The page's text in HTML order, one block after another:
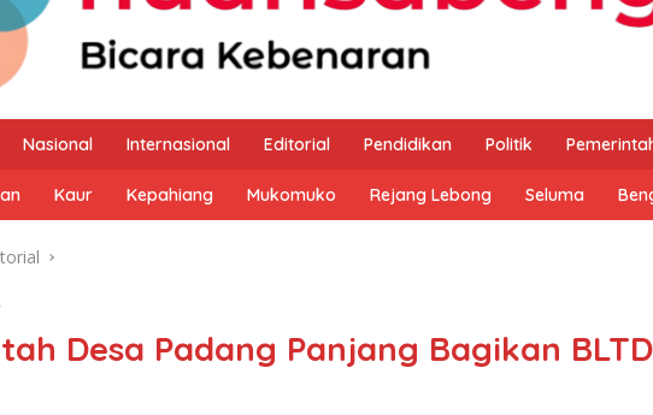
Nasional Internasional Editorial Pendidikan Politik
Kaur Kepahiang Mukomuko Rejang Lebong Seluma
Desa Padang Panjang Bagikan